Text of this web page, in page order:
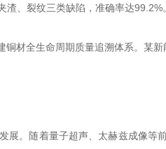
裂纹三类缺陷，准确率达99.2%
全生命周期质量追溯体系。某新
。随着量子超声、太赫兹成像等